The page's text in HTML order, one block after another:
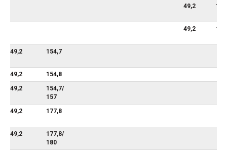
49,2
49,2
49,2 154,7
49,2
154,8
49,2
154,7/
157
49,2
177,8
49,2
177,8/
180